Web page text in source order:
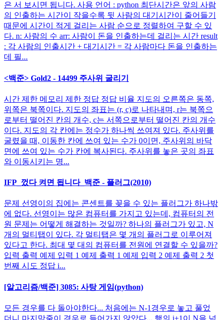
은 서 보시면 됩니다. 사용 언어 : python 최단시간은 앞의 사람
의 인출하는 시간이 작을수록 뒷 사람의 대기시간이 줄어들기
때문에 시간이 적게 걸리는 사람 순으로 정렬하여 구할 수 있
다. n: 사람의 수 arr: 사람이 돈을 인출하는데 걸리는 시간 result
: 각 사람의 인출시간 + 대기시간 = 각 사람마다 돈을 인출하는
데 필...
<백준> Gold2 - 14499 주사위 굴리기
시간 제한 메모리 제한 정답 정답 비율 지도의 오른쪽은 동쪽,
위쪽은 북쪽이다. 지도의 좌표는 (r, c)로 나타내며, r는 북쪽으
로부터 떨어진 칸의 개수, c는 서쪽으로부터 떨어진 칸의 개수
이다. 지도의 각 칸에는 정수가 하나씩 쓰여져 있다. 주사위를
굴렸을 때, 이동한 칸에 쓰여 있는 수가 0이면, 주사위의 바닥
면에 쓰여 있는 수가 칸에 복사된다. 주사위를 놓은 곳의 좌표
와 이동시키는 명...
IFP_껐다 켜면 됩니다_백준 - 플러그(2010)
문제 선영이의 집에는 콘센트를 꽂을 수 있는 플러그가 하나밖
에 없다. 선영이는 많은 컴퓨터를 가지고 있는데, 컴퓨터의 전
원 문제는 어떻게 해결하는 것일까? 하나의 플러그가 있고, N
개의 멀티탭이 있다. 각 멀티탭은 몇 개의 플러그로 이루어져
있다고 한다. 최대 몇 대의 컴퓨터를 전원에 연결할 수 있을까?
입력 출력 예제 입력 1 예제 출력 1 예제 입력 2 예제 출력 2 첫
번째 시도 정답 i...
[알고리즘/백준] 3085: 사탕 게임(python)
모든 경우를 다 돌아야한다... 처음에는 N-1경우로 놓고 풀었
더니 마지막줄이 경우로 들어가지 않았다... 행의 i+1이 N을 넘